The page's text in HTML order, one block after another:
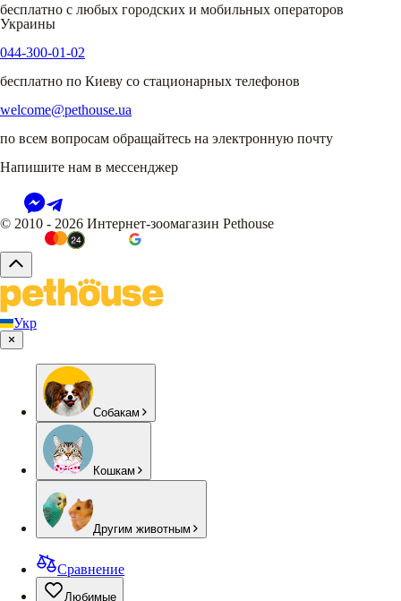
бесплатно с любых городских и мобильных операторов
Украины
044-300-01-02
бесплатно по Киеву со стационарных телефонов
welcome@pethouse.ua
по всем вопросам обращайтесь на электронную почту
Напишите нам в мессенджер
© 2010 - 2026 Интернет-зоомагазин Pethouse
Укр
Собакам
Кошкам
Другим животным
Сравнение
Любимые